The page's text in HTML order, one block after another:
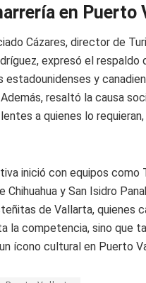
en Puerto
Cázares, director de
expresó el
estadounidenses y
resaltó la causa
a quienes lo
inició con equipos como
Chihuahua y San Isidro
de Vallarta, quienes
la competencia, sino que
ícono cultural en Puerto